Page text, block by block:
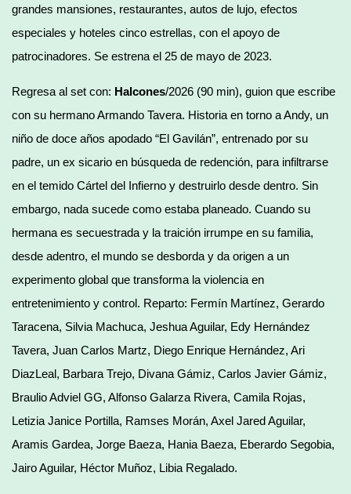
grandes mansiones, restaurantes, autos de lujo, efectos
especiales y hoteles cinco estrellas, con el apoyo de
patrocinadores. Se estrena el 25 de mayo de 2023.
Regresa al set con: Halcones/2026 (90 min), guion que escribe
con su hermano Armando Tavera. Historia en torno a Andy, un
niño de doce años apodado “El Gavilán”, entrenado por su
padre, un ex sicario en búsqueda de redención, para infiltrarse
en el temido Cártel del Infierno y destruirlo desde dentro. Sin
embargo, nada sucede como estaba planeado. Cuando su
hermana es secuestrada y la traición irrumpe en su familia,
desde adentro, el mundo se desborda y da origen a un
experimento global que transforma la violencia en
entretenimiento y control. Reparto: Fermín Martínez, Gerardo
Taracena, Silvia Machuca, Jeshua Aguilar, Edy Hernández
Tavera, Juan Carlos Martz, Diego Enrique Hernández, Ari
DiazLeal, Barbara Trejo, Divana Gámiz, Carlos Javier Gámiz,
Braulio Adviel GG, Alfonso Galarza Rivera, Camila Rojas,
Letizia Janice Portilla, Ramses Morán, Axel Jared Aguilar,
Aramis Gardea, Jorge Baeza, Hania Baeza, Eberardo Segobia,
Jairo Aguilar, Héctor Muñoz, Libia Regalado.